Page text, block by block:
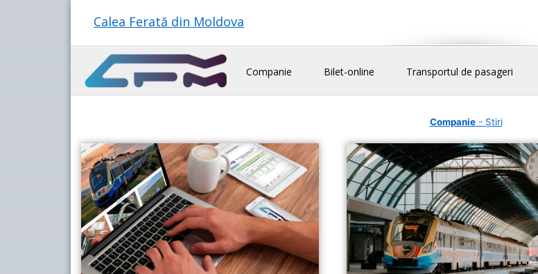
Calea Ferată din Moldova
Companie Bilet-online Transportul de pasageri
Companie- Știri